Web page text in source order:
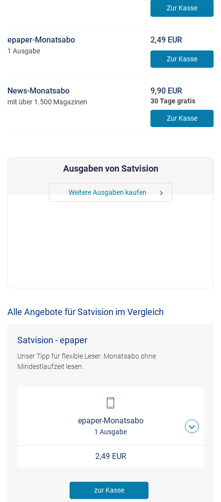
Zur Kasse
epaper-Monatsabo
1 Ausgabe
2,49 EUR
Zur Kasse
News-Monatsabo
mit über 1.500 Magazinen
9,90 EUR
30 Tage gratis
Zur Kasse
Ausgaben von Satvision
Weitere Ausgaben kaufen chevron_right
Alle Angebote für Satvision im Vergleich
Satvision - epaper
Unser Tipp für flexible Leser: Monatsabo ohne
Mindestlaufzeit lesen.
epaper-Monatsabo
1 Ausgabe
2,49 EUR
zur Kasse